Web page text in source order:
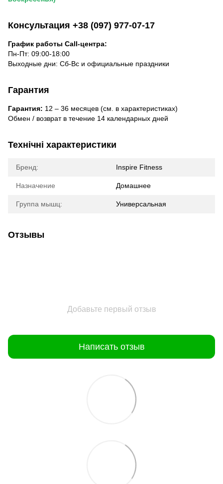
Консультация +38 (097) 977-07-17
График работы Call-центра:
Пн-Пт: 09:00-18:00
Выходные дни: Сб-Вс и официальные праздники
Гарантия
Гарантия: 12 – 36 месяцев (см. в характеристиках)
Обмен / возврат в течение 14 календарных дней
Технічні характеристики
Бренд: Inspire Fitness
Назначение Домашнее
Группа мышц: Универсальная
Отзывы
Добавьте первый отзыв
Написать отзыв